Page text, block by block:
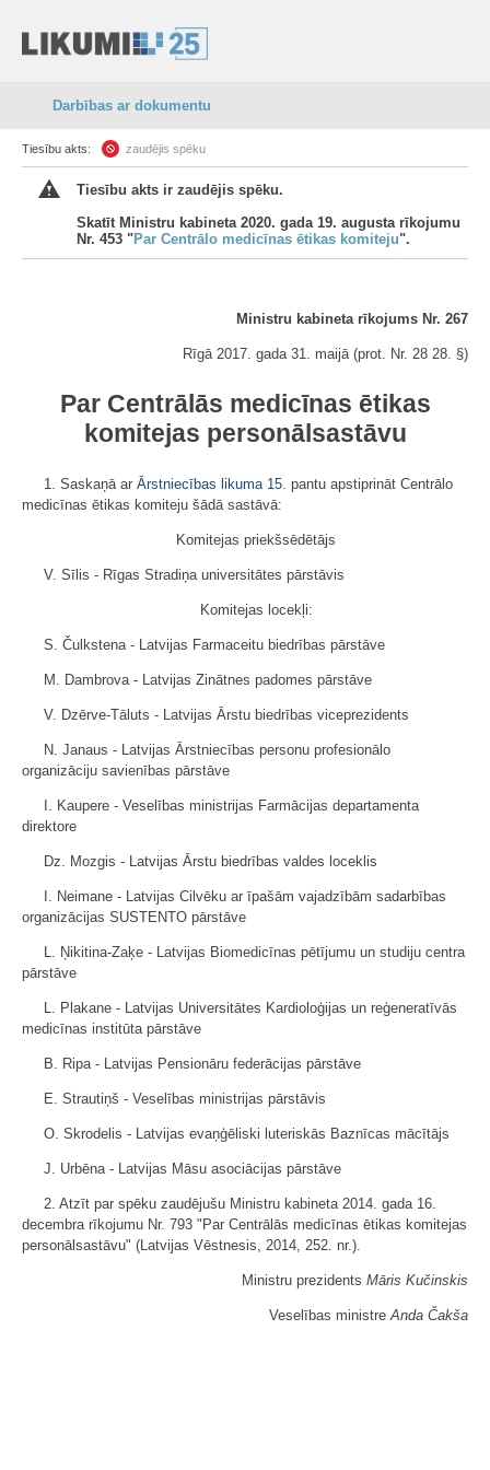
Darbības ar dokumentu
Tiesību akts: zaudējis spēku
Tiesību akts ir zaudējis spēku.
Skatīt Ministru kabineta 2020. gada 19. augusta rīkojumu
Nr. 453 "Par Centrālo medicīnas ētikas komiteju".
Ministru kabineta rīkojums Nr. 267
Rīgā 2017. gada 31. maijā (prot. Nr. 28 28. §)
Par Centrālās medicīnas ētikas
komitejas personālsastāvu
1. Saskaņā ar Ārstniecības likuma 15. pantu apstiprināt Centrālo
medicīnas ētikas komiteju šādā sastāvā:
Komitejas priekšsēdētājs
V. Sīlis - Rīgas Stradiņa universitātes pārstāvis
Komitejas locekļi:
S. Čulkstena - Latvijas Farmaceitu biedrības pārstāve
M. Dambrova - Latvijas Zinātnes padomes pārstāve
V. Dzērve-Tāluts - Latvijas Ārstu biedrības viceprezidents
N. Janaus - Latvijas Ārstniecības personu profesionālo
organizāciju savienības pārstāve
I. Kaupere - Veselības ministrijas Farmācijas departamenta
direktore
Dz. Mozgis - Latvijas Ārstu biedrības valdes loceklis
I. Neimane - Latvijas Cilvēku ar īpašām vajadzībām sadarbības
organizācijas SUSTENTO pārstāve
L. Ņikitina-Zaķe - Latvijas Biomedicīnas pētījumu un studiju centra
pārstāve
L. Plakane - Latvijas Universitātes Kardioloģijas un reģeneratīvās
medicīnas institūta pārstāve
B. Ripa - Latvijas Pensionāru federācijas pārstāve
E. Strautiņš - Veselības ministrijas pārstāvis
O. Skrodelis - Latvijas evaņģēliski luteriskās Baznīcas mācītājs
J. Urbēna - Latvijas Māsu asociācijas pārstāve
2. Atzīt par spēku zaudējušu Ministru kabineta 2014. gada 16.
decembra rīkojumu Nr. 793 "Par Centrālās medicīnas ētikas komitejas
personālsastāvu" (Latvijas Vēstnesis, 2014, 252. nr.).
Ministru prezidents Māris Kučinskis
Veselības ministreAnda Čakša